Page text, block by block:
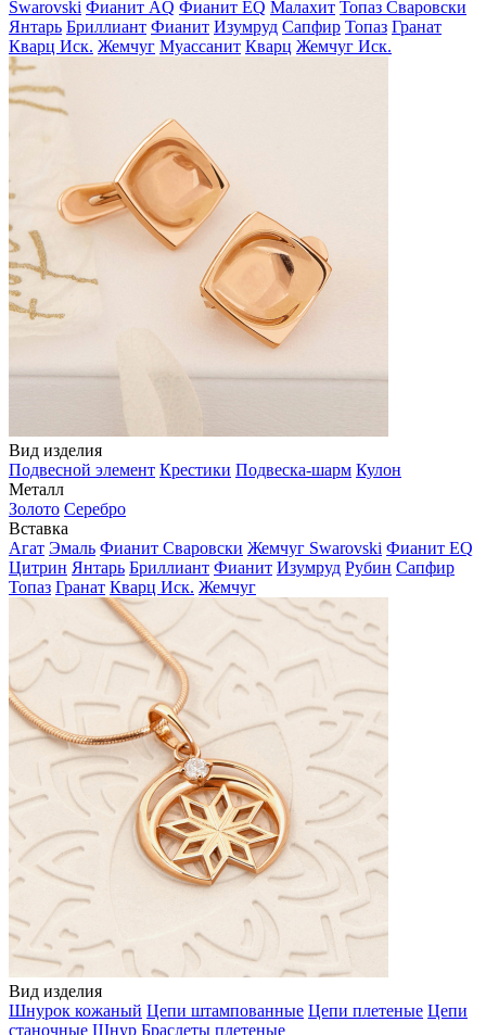
Swarovski Фианит AQ Фианит EQ Малахит Топаз Сваровски
Янтарь Бриллиант Фианит Изумруд Сапфир Топаз Гранат
Кварц Иск. Жемчуг Муассанит Кварц Жемчуг Иск.
Вид изделия
Подвесной элемент Крестики Подвеска-шарм Кулон
Металл
Золото Серебро
Вставка
Агат Эмаль Фианит Сваровски Жемчуг Swarovski Фианит EQ
Цитрин Янтарь Бриллиант Фианит Изумруд Рубин Сапфир
Топаз Гранат Кварц Иск. Жемчуг
Вид изделия
Шнурок кожаный Цепи штампованные Цепи плетеные Цепи
станочные Шнур Браслеты плетеные